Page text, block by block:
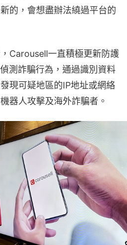
的，會想盡辦法繞過平台的
Carousell一直積極更新防護
測詐騙行為，通過識別資料
現可疑地區的IP地址或網絡
器人攻擊及海外詐騙者。